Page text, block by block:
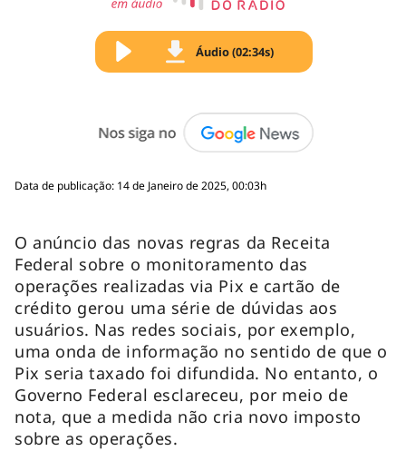
Áudio (02:34s)
Data de publicação: 14 de Janeiro de 2025, 00:03h
O anúncio das novas regras da Receita
Federal sobre o monitoramento das
operações realizadas via Pix e cartão de
crédito gerou uma série de dúvidas aos
usuários. Nas redes sociais, por exemplo,
uma onda de informação no sentido de que o
Pix seria taxado foi difundida. No entanto, o
Governo Federal esclareceu, por meio de
nota, que a medida não cria novo imposto
sobre as operações.